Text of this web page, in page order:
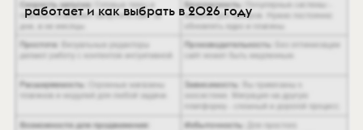
работает и как выбрать в 2026 году